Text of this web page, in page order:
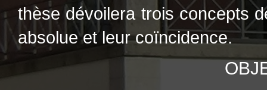
thèse dévoilera trois concepts
absolue et leur coïncidence.